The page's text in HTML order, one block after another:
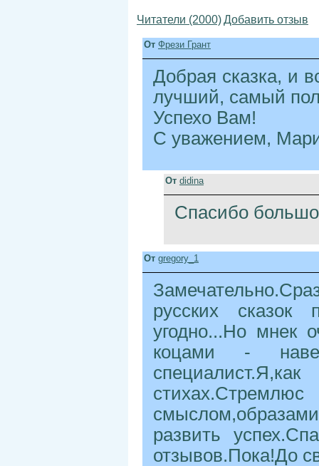
Читатели (2000)Добавить отзыв
От Фрези Грант
Добрая сказка, и
лучший, самый
Успехо Вам!
С уважением,
От didina
Спасибо
От gregory_1
русских сказок
угодно...Но мнек
коцами -
развить
отзывов.Пока!До